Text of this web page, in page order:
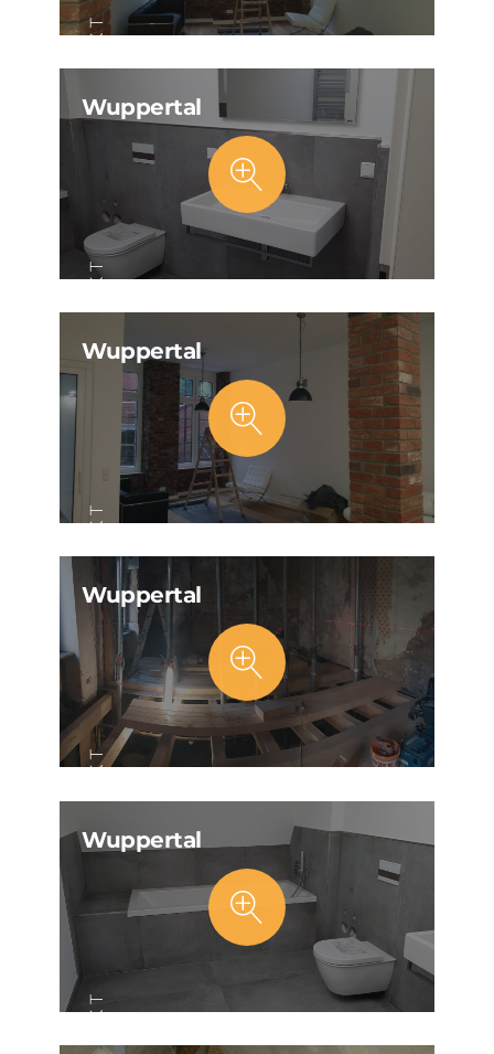
PROJEKT
Wuppertal
PROJEKT
Wuppertal
PROJEKT
Wuppertal
PROJEKT
Wuppertal